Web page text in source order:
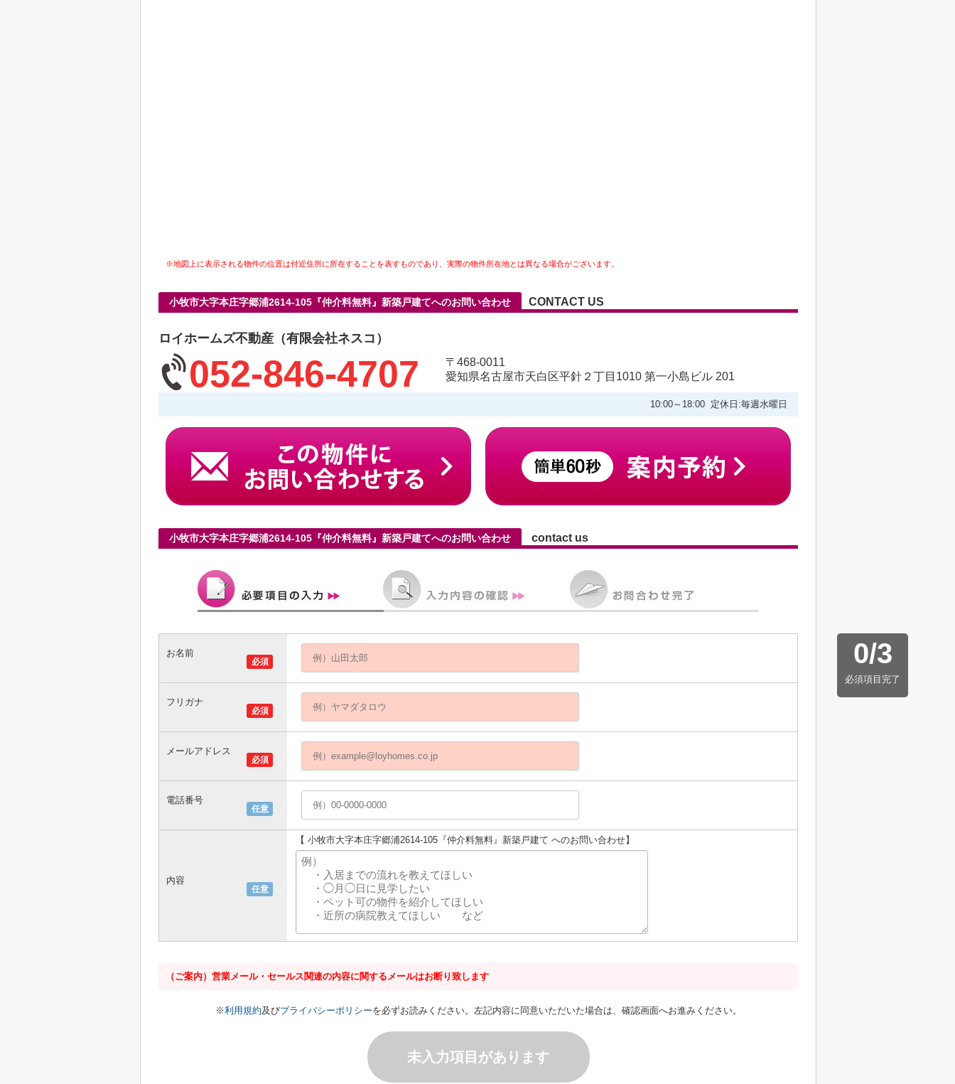
※地図上に表示される物件の位置は付近住所に所在することを表すものであり、実際の物件所在地とは異なる場合がございます。
小牧市大字本庄字郷浦2614-105『仲介料無料』新築戸建てへのお問い合わせ CONTACT US
ロイホームズ不動産（有限会社ネスコ）
052-846-4707
〒468-0011
愛知県名古屋市天白区平針２丁目1010 第一小島ビル 201
10:00～18:00 定休日:毎週水曜日
小牧市大字本庄字郷浦2614-105『仲介料無料』新築戸建てへのお問い合わせ contact us
0/3
必須項目完了
必須
お名前
必須
フリガナ
必須
メールアドレス
任意
電話番号
任意
内容
【 小牧市大字本庄字郷浦2614-105『仲介料無料』新築戸建て へのお問い合わせ】
（ご案内）営業メール・セールス関連の内容に関するメールはお断り致します
※利用規約及びプライバシーポリシーを必ずお読みください。左記内容に同意いただいた場合は、確認画面へお進みください。
未入力項目があります